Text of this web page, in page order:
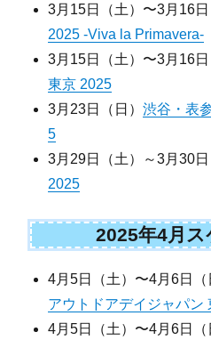
3月15日（土）〜3月16
2025 -Viva la Primavera-
3月15日（土）〜3月16
東京 2025
3月23日（日）渋谷・表
5
3月29日（土）～3月30日
2025
2025年4月
4月5日（土）〜4月6日（
アウトドアデイジャパン
4月5日（土）〜4月6日（